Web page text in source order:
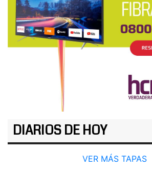
DIARIOS DE HOY
VER MÁS TAPAS